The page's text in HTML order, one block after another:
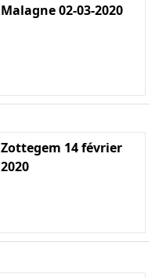
Malagne 02-03-2020
Zottegem 14 février
2020